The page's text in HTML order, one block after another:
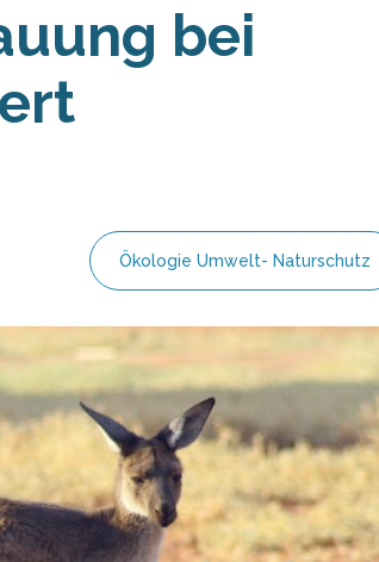
bei
Ökologie Umwelt- Naturschutz